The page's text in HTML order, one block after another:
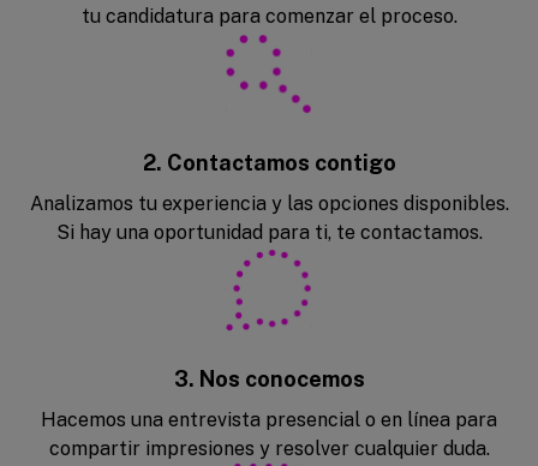
tu candidatura para comenzar el proceso.
2. Contactamos contigo
Analizamos tu experiencia y las opciones disponibles.
Si hay una oportunidad para ti, te contactamos.
3. Nos conocemos
Hacemos una entrevista presencial o en línea para
compartir impresiones y resolver cualquier duda.